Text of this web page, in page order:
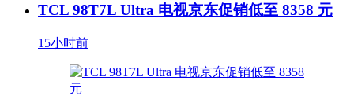
TCL 98T7L Ultra 电视京东促销低至 8358 元
15小时前